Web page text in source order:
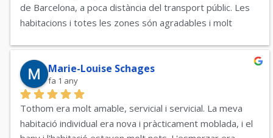
de Barcelona, ​​a poca distància del transport públic. Les
habitacions i totes les zones són agradables i molt
Absolutament per recomanar!
Marie-Louise Schages
fa 1 any
Tothom era molt amable, servicial i servicial. La meva
habitació individual era nova i pràcticament moblada, i el